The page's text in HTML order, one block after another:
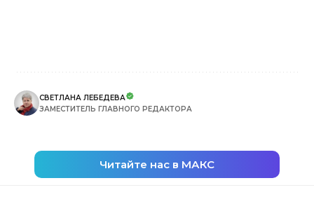
СВЕТЛАНА ЛЕБЕДЕВА
ЗАМЕСТИТЕЛЬ ГЛАВНОГО РЕДАКТОРА
Читайте нас в МАКС